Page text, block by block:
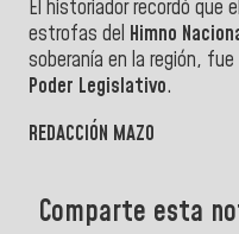
El historiador recordó que
estrofas del Himno
soberanía en la región,
Poder Legislativo.
REDACCIÓN MAZO
Comparte esta